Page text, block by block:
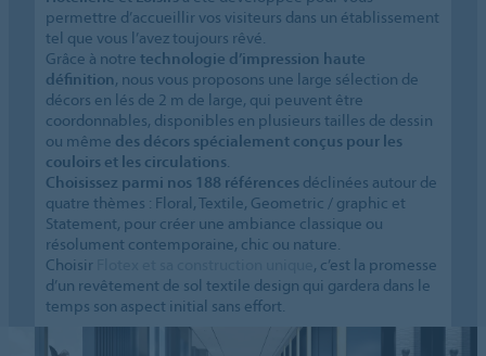
permettre d’accueillir vos visiteurs dans un établissement
tel que vous l’avez toujours rêvé.
Grâce à notretechnologie d’impression haute
définition, nous vous proposons une large sélection de
décors en lés de 2 m de large, qui peuvent être
coordonnables, disponibles en plusieurs tailles de dessin
ou même des décors spécialement conçus pour les
couloirs et les circulations
Choisissez parmi nos 188 références déclinées autour de
quatre thèmes : Floral, Textile, Geometric / graphic et
Statement, pour créer une ambiance classique ou
résolument contemporaine, chic ou nature.
Choisir
, c’est la promesse
d’un revêtement de sol textile design qui gardera dans le
temps son aspect initial sans effort.